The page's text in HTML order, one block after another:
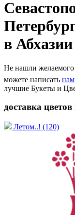
в Абхазии
Не нашли желаемого
можете написать
лучшие Букеты и
доставка
Летом..! (120)